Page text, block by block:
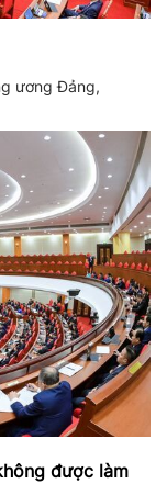
ương Đảng,
được làm